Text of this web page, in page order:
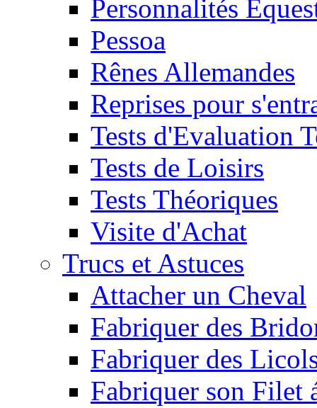
Personnalités
Pessoa
Rênes Allemandes
Reprises pour
Tests d'Evaluation
Tests de Loisirs
Tests Théoriques
Visite d'Achat
Trucs et Astuces
Attacher un Cheval
Fabriquer des
Fabriquer des
Fabriquer son Filet